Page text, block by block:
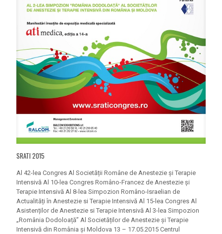
SRATI 2015
Al 42-lea Congres Al Societății Române de Anestezie și Terapie
Intensivă Al 10-lea Congres Româno-Francez de Anestezie și
Terapie Intensivă Al 8-lea Simpozion Româno-Israelian de
Actualități în Anestezie si Terapie Intensivă Al 15-lea Congres Al
Asistenților de Anestezie si Terapie Intensivă Al 3-lea Simpozion
„România Dodoloață” Al Societăților de Anestezie și Terapie
Intensivă din România și Moldova 13 – 17.05.2015 Centrul